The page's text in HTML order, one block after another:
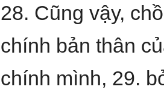
28. Cũng vậy,
chính bản thân
chính mình, 29.